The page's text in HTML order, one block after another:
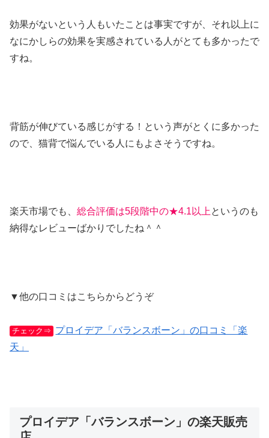
効果がないという人もいたことは事実ですが、それ以上に
なにかしらの効果を実感されている人がとても多かったで
すね。
背筋が伸びている感じがする！という声がとくに多かった
ので、猫背で悩んでいる人にもよさそうですね。
楽天市場でも、 総合評価は5段階中の★4.1以上 というのも
納得なレビューばかりでしたね＾＾
▼他の口コミはこちらからどうぞ
チェック⇒ プロイデア「バランスボーン」の口コミ「楽
天」
プロイデア「バランスボーン」の楽天販売